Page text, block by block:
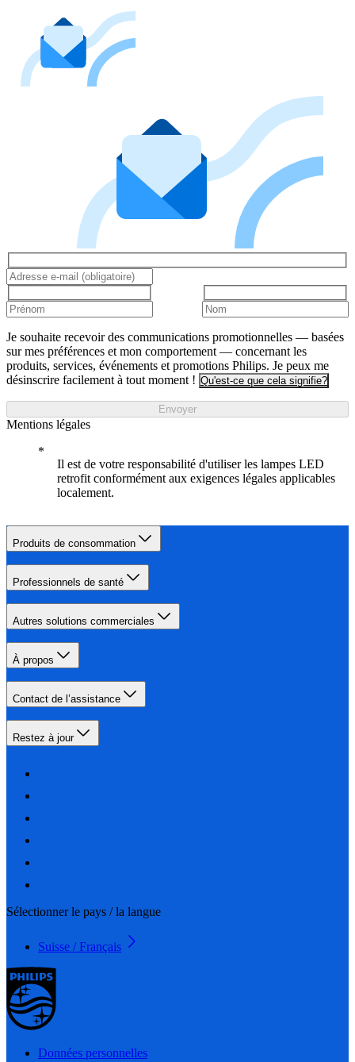
Je souhaite recevoir des communications promotionnelles — basées
sur mes préférences et mon comportement — concernant les
produits, services, événements et promotions Philips. Je peux me
désinscrire facilement à tout moment ! Qu'est-ce que cela signifie?
Envoyer
Mentions légales
Il est de votre responsabilité d'utiliser les lampes LED
retrofit conformément aux exigences légales applicables
localement.
Produits de consommation
Professionnels de santé
Autres solutions commerciales
À propos
Contact de l’assistance
Restez à jour
Sélectionner le pays / la langue
Suisse / Français
Données personnelles